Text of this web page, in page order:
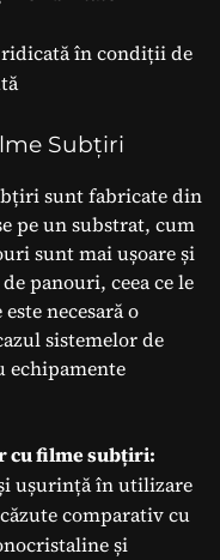
în condiții de
Subțiri
sunt fabricate din
pe un substrat, cum
sunt mai ușoare și
panouri, ceea ce le
necesară o
sistemelor de
echipamente
cu filme subțiri:
ușurință în utilizare
comparativ cu
și